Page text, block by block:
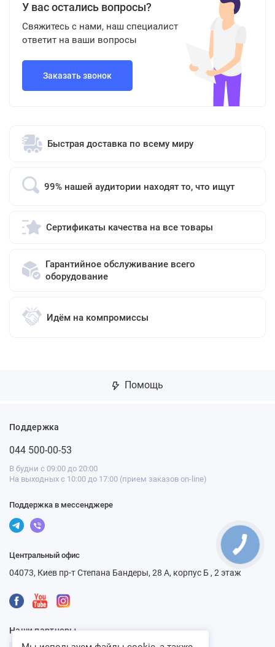
У вас остались вопросы?
Свяжитесь с нами, наш специалист
ответит на ваши вопросы
Заказать звонок
Быстрая доставка по всему миру
99% нашей аудитории находят то, что ищут
Сертификаты качества на все товары
Гарантийное обслуживание всего
оборудование
Идём на компромиссы
Помощь
Поддержка
044 500-00-53
В будни с 09:00 до 20:00
На выходных с 10:00 до 17:00 (прием заказов on-line)
Поддержка в мессенджере
Центральный офис
04073, Киев пр-т Степана Бандеры, 28 А, корпус Б , 2 этаж
Наши партнеры